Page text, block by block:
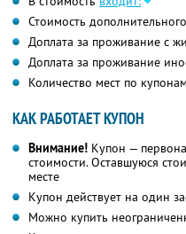
Стоимость
Доплата за проживание с
Доплата за проживание
Количество мест по
КАК РАБОТАЕТ КУПОН
Внимание! Купон —
стоимости. Оставшуюся
месте
Купон действует на один
Можно купить